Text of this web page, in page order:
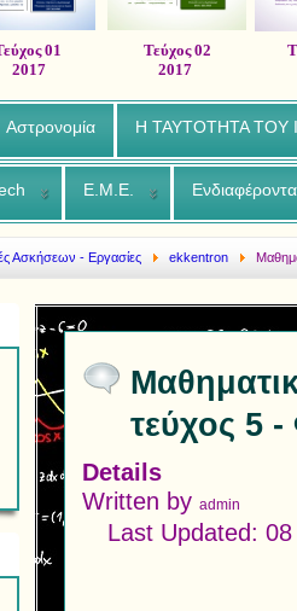
01 Τεύχος 02
2017
2017
Αστρονομία Η ΤΑΥΤΟΤΗΤΑ ΤΟΥ
Ε.Μ.Ε.
Ασκήσεων - Εργασίες ekkentron
τεύχος 5
Details
Written byadmin
Last Updated: